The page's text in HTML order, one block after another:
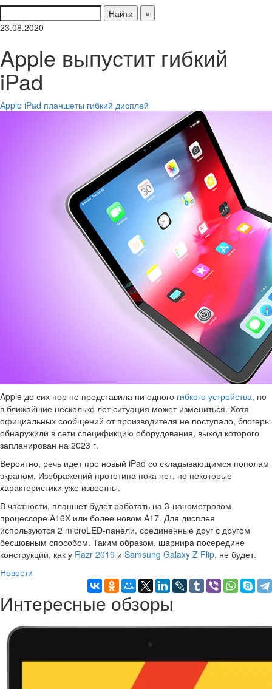
Найти
×
23.08.2020
Apple выпустит гибкий
iPad
Apple iPad планшеты гибкий дисплей
Apple до сих пор не представила ни одного гибкого устройства, но
в ближайшие несколько лет ситуация может измениться. Хотя
официальных сообщений от производителя не поступало, блогеры
обнаружили в сети спецификцию оборудования, выход которого
запланирован на 2023 г.
Вероятно, речь идет про новый iPad со складывающимся пополам
экраном. Изображений прототипа пока нет, но некоторые
характеристики уже известны.
В частности, планшет будет работать на 3-нанометровом
процессоре A16X или более новом A17. Для дисплея
используются 2 microLED-панели, соединенные друг с другом
бесшовным способом. Таким образом, шарнира посередине
конструкции, как у Razr 2019 и Samsung Galaxy Z Flip, не будет.
Новости
Интересные обзоры